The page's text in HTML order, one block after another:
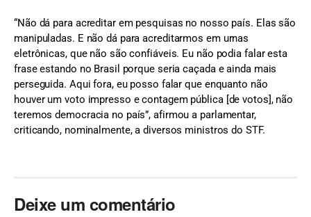
“Não dá para acreditar em pesquisas no nosso país. Elas são
manipuladas. E não dá para acreditarmos em urnas
eletrônicas, que não são confiáveis. Eu não podia falar esta
frase estando no Brasil porque seria caçada e ainda mais
perseguida. Aqui fora, eu posso falar que enquanto não
houver um voto impresso e contagem pública [de votos], não
teremos democracia no país”, afirmou a parlamentar,
criticando, nominalmente, a diversos ministros do STF.
Deixe um comentário